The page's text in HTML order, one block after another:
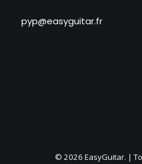
pyp@easyguitar.fr
© 2026 EasyGuitar. |